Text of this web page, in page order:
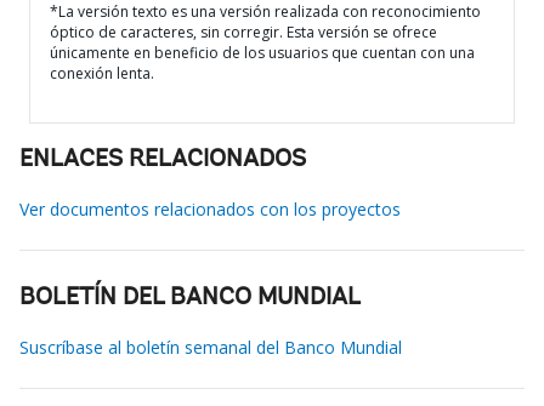
*La versión texto es una versión realizada con reconocimiento
óptico de caracteres, sin corregir. Esta versión se ofrece
únicamente en beneficio de los usuarios que cuentan con una
conexión lenta.
ENLACES RELACIONADOS
Ver documentos relacionados con los proyectos
BOLETÍN DEL BANCO MUNDIAL
Suscríbase al boletín semanal del Banco Mundial